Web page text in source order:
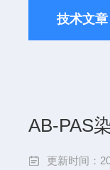
技术文章
AB-PAS
更新时间：